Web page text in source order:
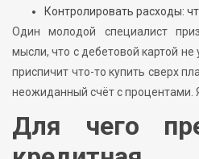
Контролировать расходы:
Один молодой специалист
мысли, что с дебетовой картой
приспичит что-то купить сверх
неожиданный счёт с процентами.
Для чего